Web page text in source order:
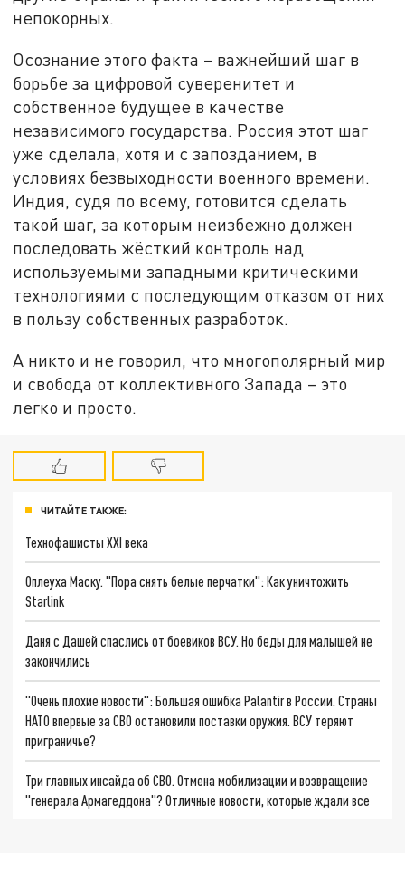
непокорных.
Осознание этого факта – важнейший шаг в
борьбе за цифровой суверенитет и
собственное будущее в качестве
независимого государства. Россия этот шаг
уже сделала, хотя и с запозданием, в
условиях безвыходности военного времени.
Индия, судя по всему, готовится сделать
такой шаг, за которым неизбежно должен
последовать жёсткий контроль над
используемыми западными критическими
технологиями с последующим отказом от них
в пользу собственных разработок.
А никто и не говорил, что многополярный мир
и свобода от коллективного Запада – это
легко и просто.
ЧИТАЙТЕ ТАКЖЕ:
Технофашисты XXI века
Оплеуха Маску. "Пора снять белые перчатки": Как уничтожить
Starlink
Даня с Дашей спаслись от боевиков ВСУ. Но беды для малышей не
закончились
"Очень плохие новости": Большая ошибка Palantir в России. Страны
НАТО впервые за СВО остановили поставки оружия. ВСУ теряют
приграничье?
Три главных инсайда об СВО. Отмена мобилизации и возвращение
"генерала Армагеддона"? Отличные новости, которые ждали все